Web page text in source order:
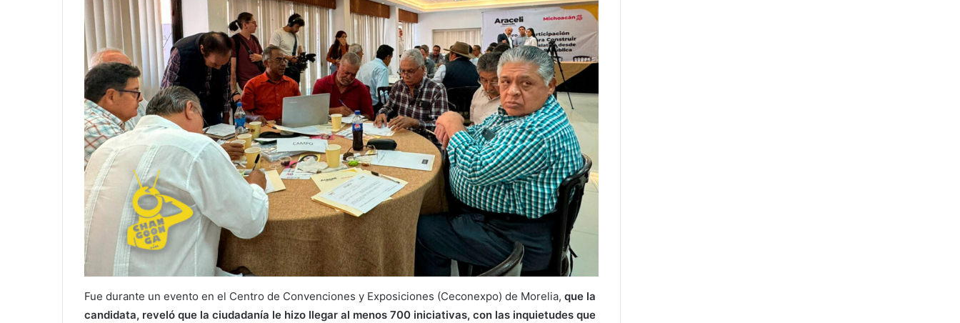
Fue durante un evento en el Centro de Convenciones y Exposiciones (Ceconexpo) de Morelia, que la
candidata, reveló que la ciudadanía le hizo llegar al menos 700 iniciativas, con las inquietudes que